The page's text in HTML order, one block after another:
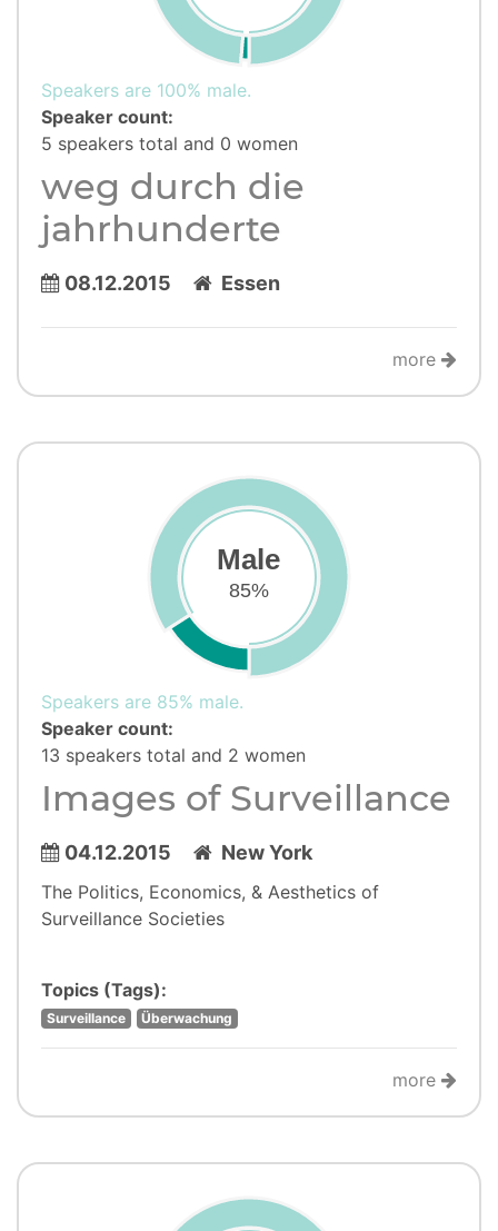
Speakers are 100% male.
Speaker count:
5 speakers total and 0 women
weg durch die
jahrhunderte
08.12.2015 Essen
more
Male
85%
Speakers are 85% male.
Speaker count:
13 speakers total and 2 women
Images of Surveillance
04.12.2015 New York
The Politics, Economics, & Aesthetics of
Surveillance Societies
Topics (Tags):
Surveillance Überwachung
more